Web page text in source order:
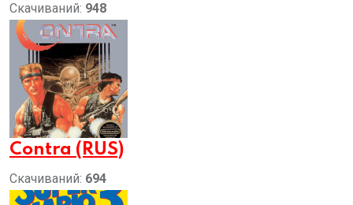
Скачиваний: 948
Contra (RUS)
Скачиваний: 694